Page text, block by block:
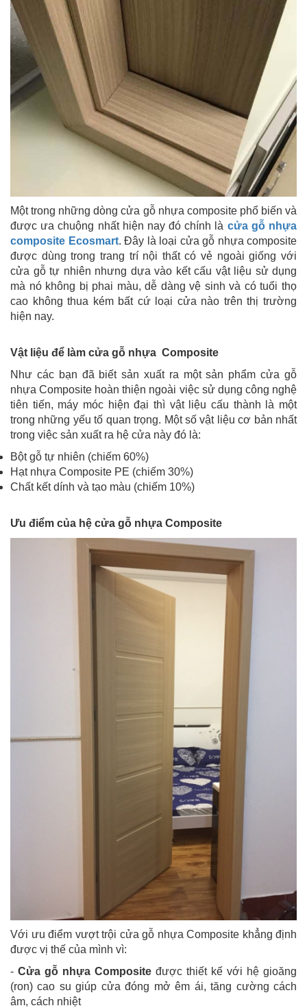
Một trong những dòng cửa gỗ nhựa composite phổ biến và
được ưa chuộng nhất hiện nay đó chính là cửa gỗ nhựa
composite Ecosmart. Đây là loại cửa gỗ nhựa composite
được dùng trong trang trí nội thất có vẻ ngoài giống với
cửa gỗ tự nhiên nhưng dựa vào kết cấu vật liệu sử dụng
mà nó không bị phai màu, dễ dàng vệ sinh và có tuổi thọ
cao không thua kém bất cứ loại cửa nào trên thị trường
hiện nay.
Vật liệu để làm cửa gỗ nhựa Composite
Như các bạn đã biết sản xuất ra một sản phẩm cửa gỗ
nhựa Composite hoàn thiện ngoài việc sử dụng công nghệ
tiên tiến, máy móc hiện đại thì vật liệu cấu thành là một
trong những yếu tố quan trọng. Một số vật liệu cơ bản nhất
trong việc sản xuất ra hệ cửa này đó là:
Bột gỗ tự nhiên (chiếm 60%)
Hạt nhựa Composite PE (chiếm 30%)
Chất kết dính và tạo màu (chiếm 10%)
Ưu điểm của hệ cửa gỗ nhựa Composite
Với ưu điểm vượt trội cửa gỗ nhựa Composite khẳng định
được vị thế của mình vì:
- Cửa gỗ nhựa Composite được thiết kế với hệ gioăng
(ron) cao su giúp cửa đóng mở êm ái, tăng cường cách
âm, cách nhiệt